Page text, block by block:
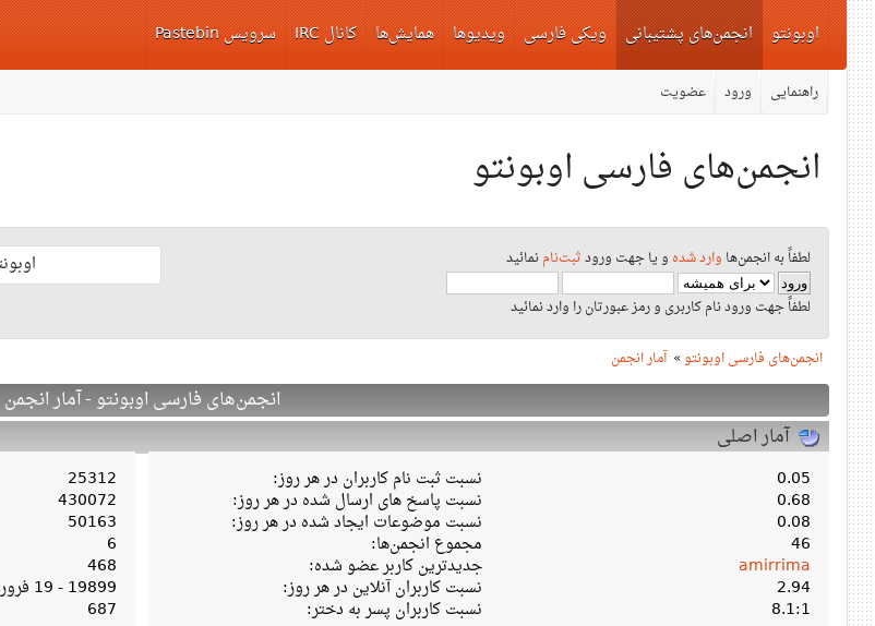
اوبونتو انجمن‌های پشتیبانی
راهنمایی ورود عضویت
ویکی فارسی ویدیوها همایش‌ها کانال IRC سرویس Pastebin
انجمن‌های فارسی اوبونتو
لطفاً به انجمن‌ها وارد شده و یا جهت ورودثبت‌نامنمائید
لطفاً جهت ورود نام کاربری و رمز عبورتان را وارد نمائید
اوبونتو ۲۶٫۰۴ «راکون ثابت‌قدم» با
انجمن‌های فارسی اوبونتو» آمار انجمن
انجمن‌های فارسی اوبونتو - آمار انجمن
آمار اصلی
25312
430072
50163
6
468
19899 - 19 فروردین 1405، 04:11 ب‌ظ
687
نسبت ثبت نام کاربران در هر روز: 0.05
نسبت پاسخ های ارسال شده در هر روز: 0.68
نسبت موضوعات ایجاد شده در هر روز: 0.08
مجموع انجمن‌ها: 46
جدیدترین کاربر عضو شده: amirrima
نسبت کاربران آنلاین در هر روز: 2.94
نسبت کاربران پسر به دختر: 8.1:1